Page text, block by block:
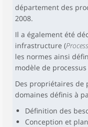
département des
2008.
Il a également été
infrastructure (
les normes ainsi
modèle de
Des propriétaires de
domaines définis à
Définition des
Conception et